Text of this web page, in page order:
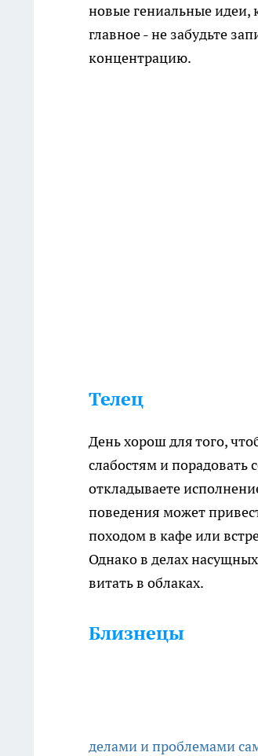
новые гениальные идеи,
главное - не забудьте
концентрацию.
Телец
День хорош для того,
слабостям и порадовать
откладываете
поведения может
походом в кафе или
Однако в делах
витать в облаках.
Близнецы
делами и проблемами